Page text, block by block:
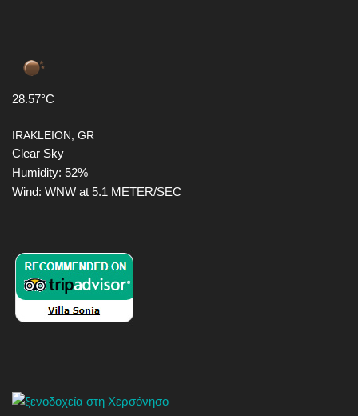
28.57°C
IRAKLEION, GR
Clear Sky
Humidity: 52%
Wind: WNW at 5.1 METER/SEC